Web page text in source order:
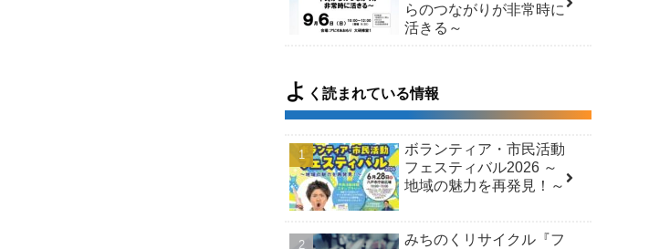
らのつながりが非常時に
活きる～
よ く読まれている情報
ボランティア・市民活動
フェスティバル2026 ～
地域の魅力を再発見！～
みちのくリサイクル『フ